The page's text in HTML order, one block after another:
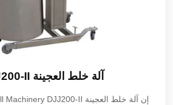
آلة خلط العجينة DJJ200-II
إن آلة خلط العجينة DJJ200-II